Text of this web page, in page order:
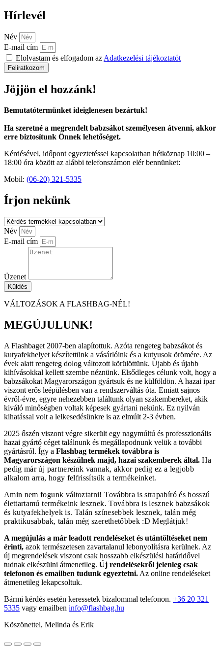
Hírlevél
Név
E-mail cím
Elolvastam és elfogadom az Adatkezelési tájékoztatót
Feliratkozom
Jöjjön el hozzánk!
Bemutatótermünket ideiglenesen bezártuk!
Ha szeretné a megrendelt babzsákot személyesen átvenni, akkor
erre biztosítunk Önnek lehetőséget.
Kérdésével, időpont egyeztetéssel kapcsolatban hétköznap 10:00 –
18:00 óra között az alábbi telefonszámon elér bennünket:
Mobil: (06-20) 321-5335
Írjon nekünk
Név
E-mail cím
Üzenet
Küldés
VÁLTOZÁSOK A FLASHBAG-NÉL!
MEGÚJULUNK!
A Flashbaget 2007-ben alapítottuk. Azóta rengeteg babzsákot és
kutyafekhelyet készítettünk a vásárlóink és a kutyusok örömére. Az
évek alatt rengeteg dolog változott körülöttünk. Újabb és újabb
kihívásokkal kellett szembe néznünk. Elsődleges célunk volt, hogy a
babzsákokat Magyarországon gyártsuk és ne külföldön. A hazai ipar
viszont erős leépülésben van a rendszerváltás óta. Emiatt sajnos
évről-évre, egyre nehezebben találtunk olyan szakembereket, akik
kiváló minőségben voltak képesek gyártani nekünk. Ez nyilván
kihatással volt a lelkesedésünkre is az elmúlt 2-3 évben.
2025 őszén viszont végre sikerült egy nagymúltú és professzionális
hazai gyártó céget találnunk és megállapodnunk velük a további
gyártásról. Így a Flashbag termékek továbbra is
Magyarországon készülnek majd, hazai szakemberek által. Ha
pedig már új partnereink vannak, akkor pedig ez a legjobb
alkalom arra, hogy felfrissítsük a termékeinket.
Amin nem fogunk változtatni! Továbbra is strapabíró és hosszú
élettartamú termékeink lesznek. Továbbra is lesznek babzsákok
és kutyafekhelyek is. Talán színesebbek lesznek, talán még
praktikusabbak, talán még szerethetőbbek :D Meglátjuk!
A megújulás a már leadott rendeléseket és utántöltéseket nem
érinti, azok természetesen zavartalanul lebonyolításra kerülnek. Az
új megrendelések viszont csak hosszabb elkészülési határidővel
tudnak elkészülni átmenetileg. Új rendelésekről jelenleg csak
telefonon és emailben tudunk egyeztetni. Az online rendeléseket
átmenetileg lekapcsoltuk.
Bármi kérdés esetén keressetek bizalommal telefonon. +36 20 321
5335 vagy emailben info@flashbag.hu
Köszönettel, Melinda és Erik